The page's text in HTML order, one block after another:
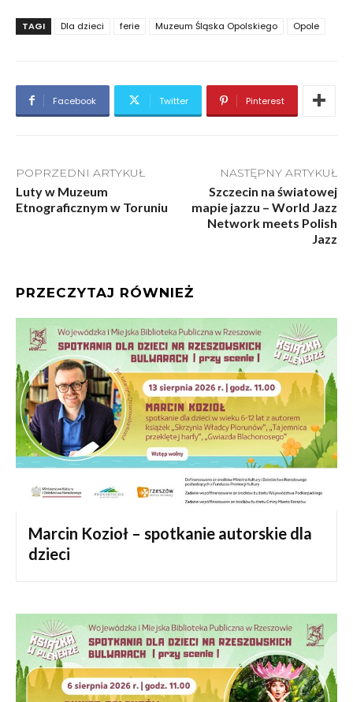
TAGI Dla dzieci ferie Muzeum Śląska Opolskiego Opole
Facebook Twitter Pinterest
POPRZEDNI ARTYKUŁ
Luty w Muzeum
Etnograficznym w Toruniu
NASTĘPNY ARTYKUŁ
Szczecin na światowej
mapie jazzu – World Jazz
Network meets Polish
Jazz
PRZECZYTAJ RÓWNIEŻ
Marcin Kozioł – spotkanie autorskie dla
dzieci